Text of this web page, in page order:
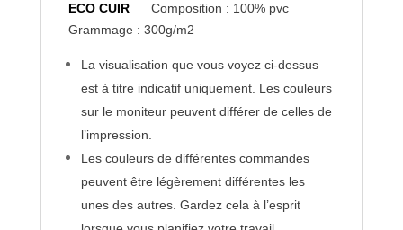
ECO CUIR Composition : 100% pvc
Grammage : 300g/m2
La visualisation que vous voyez ci-dessus
est à titre indicatif uniquement. Les couleurs
sur le moniteur peuvent différer de celles de
l’impression.
Les couleurs de différentes commandes
peuvent être légèrement différentes les
unes des autres. Gardez cela à l’esprit